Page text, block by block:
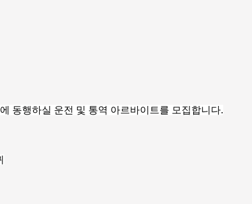
동행하실 운전 및 통역 아르바이트를 모집합니다.